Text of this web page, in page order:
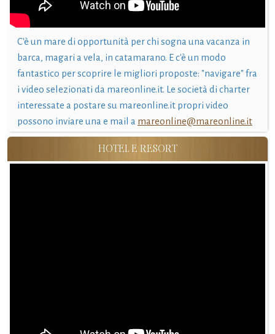
C'è un mare di opportunità per chi sogna una vacanza in
barca, magari a vela, in catamarano. E c'è un modo
fantastico per scoprire le migliori proposte: "navigare" fra
i video selezionati da mareonline.it. Le società di charter
interessate a postare su mareonline.it propri video
possono inviare una e mail a mareonline@mareonline.it
HOTEL E RESORT